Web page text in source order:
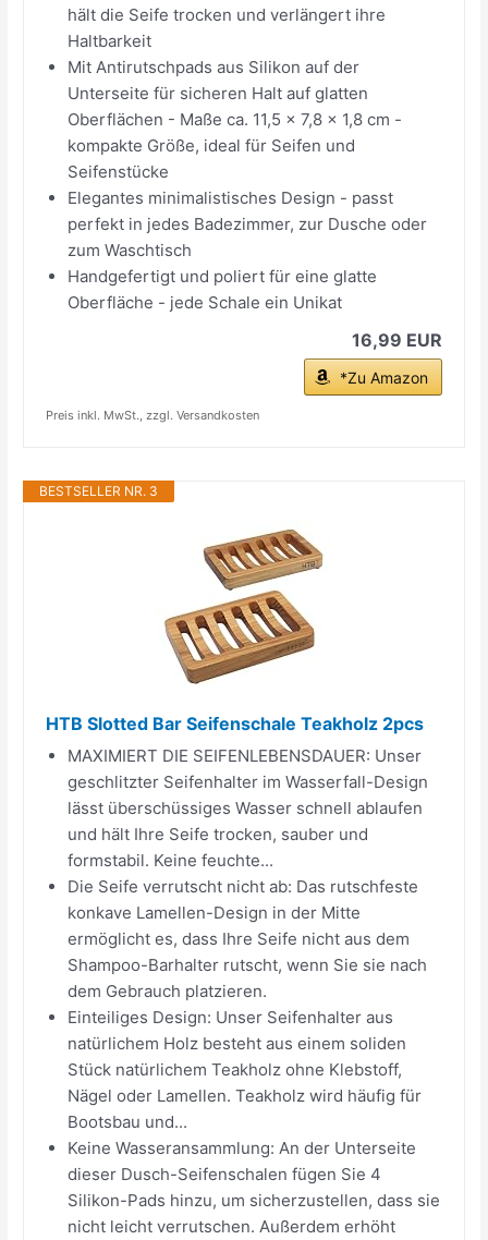
hält die Seife trocken und verlängert ihre
Haltbarkeit
Mit Antirutschpads aus Silikon auf der
Unterseite für sicheren Halt auf glatten
Oberflächen - Maße ca. 11,5 x 7,8 x 1,8 cm -
kompakte Größe, ideal für Seifen und
Seifenstücke
Elegantes minimalistisches Design - passt
perfekt in jedes Badezimmer, zur Dusche oder
zum Waschtisch
Handgefertigt und poliert für eine glatte
Oberfläche - jede Schale ein Unikat
16,99 EUR
*Zu Amazon
Preis inkl. MwSt., zzgl. Versandkosten
BESTSELLER NR. 3
HTB Slotted Bar Seifenschale Teakholz 2pcs
MAXIMIERT DIE SEIFENLEBENSDAUER: Unser
geschlitzter Seifenhalter im Wasserfall-Design
lässt überschüssiges Wasser schnell ablaufen
und hält Ihre Seife trocken, sauber und
formstabil. Keine feuchte...
Die Seife verrutscht nicht ab: Das rutschfeste
konkave Lamellen-Design in der Mitte
ermöglicht es, dass Ihre Seife nicht aus dem
Shampoo-Barhalter rutscht, wenn Sie sie nach
dem Gebrauch platzieren.
Einteiliges Design: Unser Seifenhalter aus
natürlichem Holz besteht aus einem soliden
Stück natürlichem Teakholz ohne Klebstoff,
Nägel oder Lamellen. Teakholz wird häufig für
Bootsbau und...
Keine Wasseransammlung: An der Unterseite
dieser Dusch-Seifenschalen fügen Sie 4
Silikon-Pads hinzu, um sicherzustellen, dass sie
nicht leicht verrutschen. Außerdem erhöht